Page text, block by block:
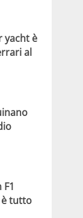
yacht è
al
è tutto